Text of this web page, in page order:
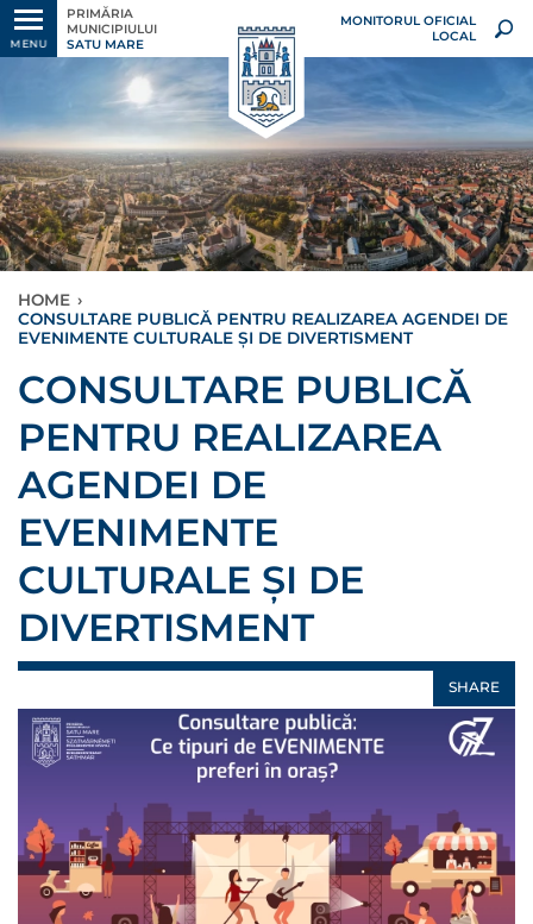
MENU
PRIMĂRIA
MUNICIPIULUI
SATU MARE
MONITORUL OFICIAL
LOCAL
HOME ›
CONSULTARE PUBLICĂ PENTRU REALIZAREA AGENDEI DE
EVENIMENTE CULTURALE ȘI DE DIVERTISMENT
CONSULTARE PUBLICĂ
PENTRU REALIZAREA
AGENDEI DE
EVENIMENTE
CULTURALE ȘI DE
DIVERTISMENT
SHARE